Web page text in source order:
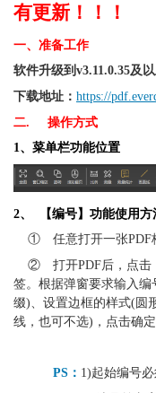
有更新！！！
一、准备工作
软件升级到v3.11.0.35及
下载地址： https://
二.     操作方式
1、菜单栏功能位置
2、  【编号】功能使用方
①　任意打开一张PDF
签。根据弹窗要求输入
缀)、设置边框的样式(圆
线，也可不选)，点击确定
           PS：
1)起始编号